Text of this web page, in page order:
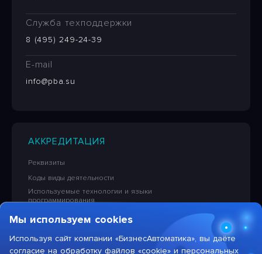
Служба техподдержки
8 (495) 249-24-39
E-mail
info@pba.su
АККРЕДИТАЦИЯ
Реквизиты
Коды виды деятельности
Используемые технологии и языки
программирования
Сведения об исключительных правах на ПО
«БизнесАвтоматика»
Тарифы на услуги компании
Мы используем cookies
Используя сайт компании «БизнесАвтоматика», вы даёте
согласие на обработку файлов «cookie» и персональных